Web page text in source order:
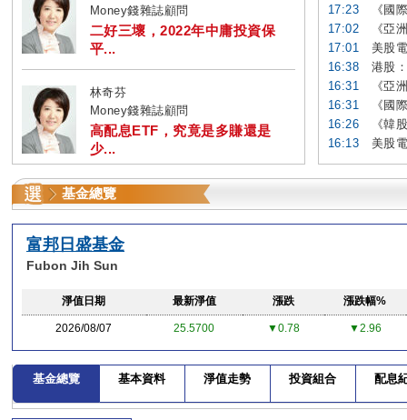
Money錢雜誌顧問
二好三壞，2022年中庸投資保
平...
林奇芬
Money錢雜誌顧問
高配息ETF，究竟是多賺還是
少...
17:23
《國
17:02
《亞
17:01
美股
16:38
港股
16:31
《亞
16:31
《國
16:26
《韓
16:13
美股
基金總覽
富邦日盛基金
Fubon Jih Sun
淨值日期 最新淨值 漲跌 漲跌幅%
2026/08/07 25.5700 ▼0.78 ▼2.96
基金總覽 基本資料 淨值走勢 投資組合 配息